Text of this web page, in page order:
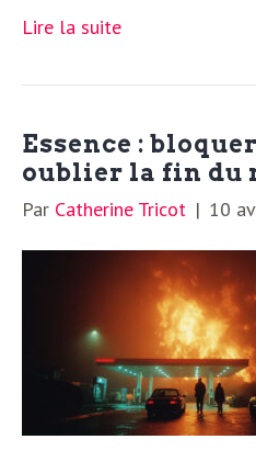
Lire la suite
Essence :
oublier la fin du
Par Catherine Tricot | 10